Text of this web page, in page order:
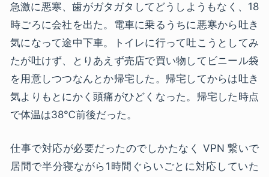
急激に悪寒、歯がガタガタしてどうしようもなく、18
時ごろに会社を出た。電車に乗るうちに悪寒から吐き
気になって途中下車。トイレに行って吐こうとしてみ
たが吐けず、とりあえず売店で買い物してビニール袋
を用意しつつなんとか帰宅した。帰宅してからは吐き
気よりもとにかく頭痛がひどくなった。帰宅した時点
で体温は38℃前後だった。
仕事で対応が必要だったのでしかたなく VPN 繋いで
居間で半分寝ながら1時間ぐらいごとに対応していた